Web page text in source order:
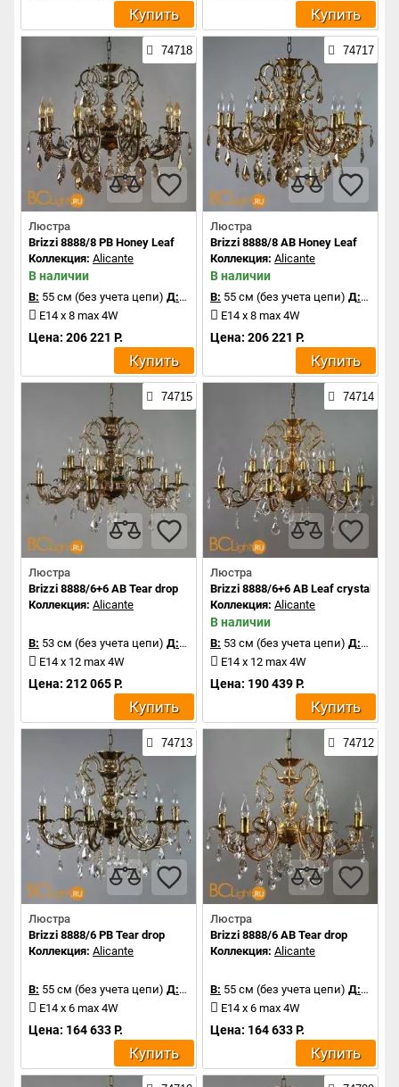
Купить Купить
74718
Люстра
Brizzi 8888/8 PB Honey Leaf
Коллекция: Alicante
В наличии
В: 55 см (без учета цепи) Д:74 см
E14 x 8 max 4W
Цена: 206 221 Р.
Купить
74717
Люстра
Brizzi 8888/8 AB Honey Leaf
Коллекция: Alicante
В наличии
В: 55 см (без учета цепи) Д:74 см
E14 x 8 max 4W
Цена: 206 221 Р.
Купить
74715
Люстра
Brizzi 8888/6+6 AB Tear drop
Коллекция: Alicante
В: 53 см (без учета цепи) Д:83 см
E14 x 12 max 4W
Цена: 212 065 Р.
Купить
74714
Люстра
Brizzi 8888/6+6 AB Leaf crystal
Коллекция: Alicante
В наличии
В: 53 см (без учета цепи) Д:83 см
E14 x 12 max 4W
Цена: 190 439 Р.
Купить
74713
Люстра
Brizzi 8888/6 PB Tear drop
Коллекция: Alicante
В: 55 см (без учета цепи) Д:72 см
E14 x 6 max 4W
Цена: 164 633 Р.
Купить
74712
Люстра
Brizzi 8888/6 AB Tear drop
Коллекция: Alicante
В: 55 см (без учета цепи) Д:72 см
E14 x 6 max 4W
Цена: 164 633 Р.
Купить